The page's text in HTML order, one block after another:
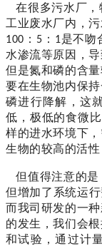
在很多污水厂，
工业废水厂内，
100 ： 5 ： 1是不吻
水渗流等原因，
但是氮和磷的含
要在生物池内保
磷进行降解，这
低，极低的食微比
样的进水环境下
生物的较高的活性
但值得注意的是
但增加了系统运
而我司研发的一
的发生，我们会
和试验，通过计